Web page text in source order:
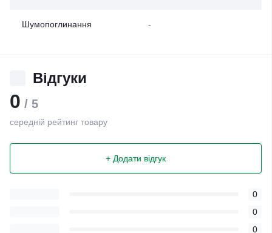
Шумопоглинання -
Відгуки
0 / 5
середній рейтинг товару
+ Додати відгук
0
0
0